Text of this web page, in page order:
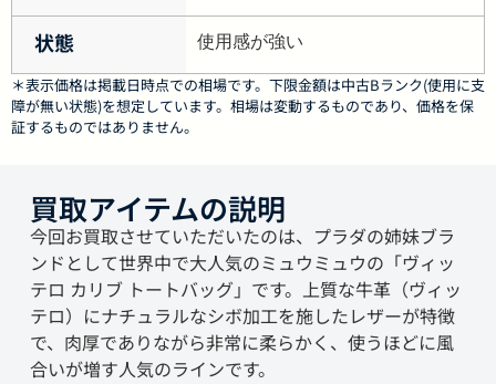
状態 使用感が強い
＊表示価格は掲載日時点での相場です。下限金額は中古Bランク(使用に支
障が無い状態)を想定しています。相場は変動するものであり、価格を保
証するものではありません。
買取アイテムの説明
今回お買取させていただいたのは、プラダの姉妹ブラ
ンドとして世界中で大人気のミュウミュウの「ヴィッ
テロ カリブ トートバッグ」です。上質な牛革（ヴィッ
テロ）にナチュラルなシボ加工を施したレザーが特徴
で、肉厚でありながら非常に柔らかく、使うほどに風
合いが増す人気のラインです。